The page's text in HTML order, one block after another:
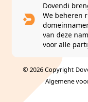
Dovendi
We beheren
van deze
voor alle
© 2026 Copyright
Algemene